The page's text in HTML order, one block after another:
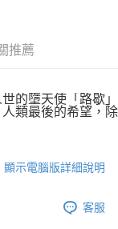
本公司不負相關責
本公司將視審查結果
查看運費
推薦
的墮天使「路歇」
類最後的希望，除
顯示電腦版詳細說明
客服